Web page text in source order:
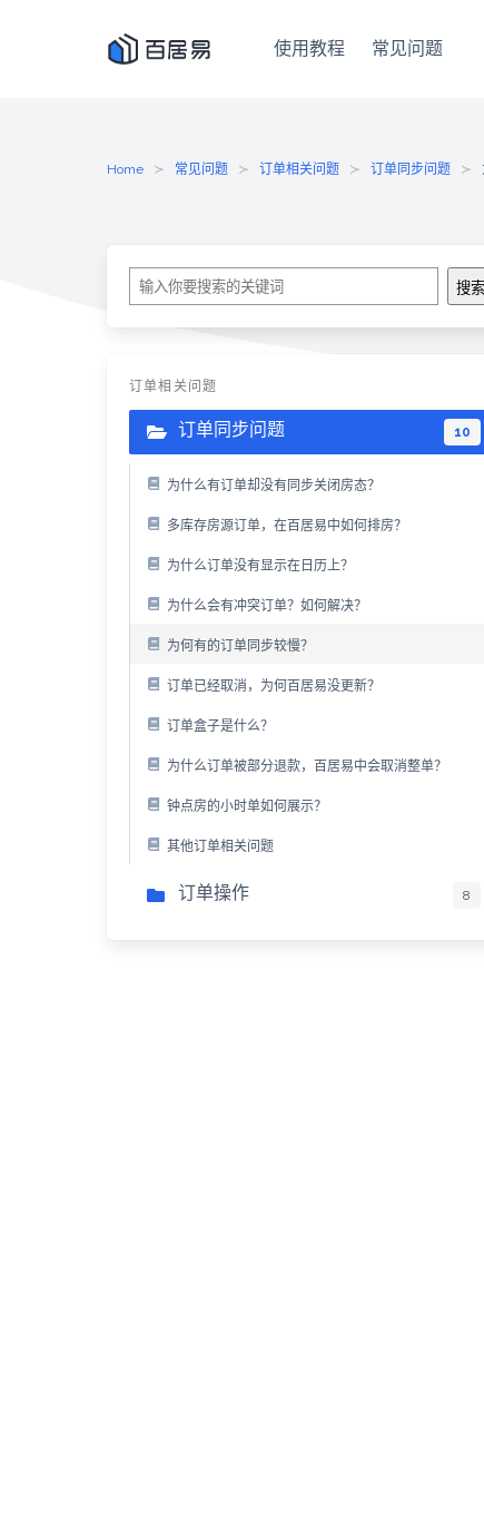
使用教程 常见问题
Home 常见问题 订单相关问题 订单同步问题
搜
索
搜索
订单相关问题
订单同步问题 10
为什么有订单却没有同步关闭房态？
多库存房源订单，在百居易中如何排房？
为什么订单没有显示在日历上？
为什么会有冲突订单？如何解决？
为何有的订单同步较慢？
订单已经取消，为何百居易没更新？
订单盒子是什么？
为什么订单被部分退款，百居易中会取消整单？
钟点房的小时单如何展示？
其他订单相关问题
订单操作 8